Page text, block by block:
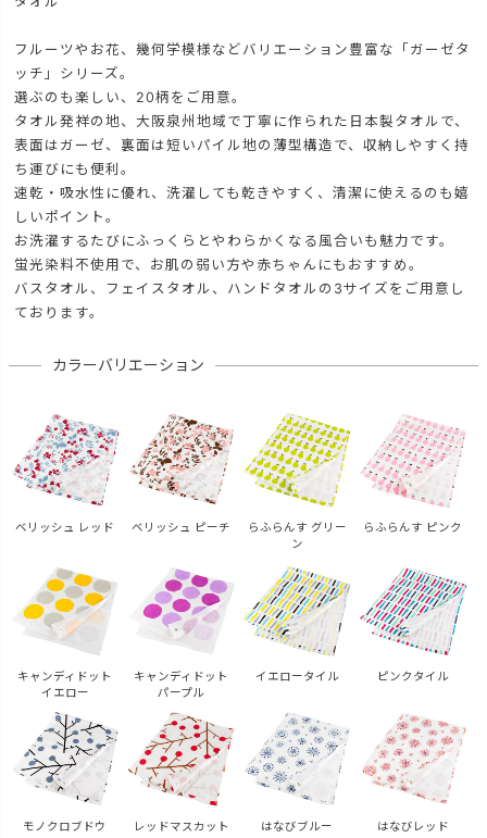
フルーツやお花、幾何学模様などバリエーション豊富な「ガーゼタ
ッチ」シリーズ。
選ぶのも楽しい、20柄をご用意。
タオル発祥の地、大阪泉州地域で丁寧に作られた日本製タオルで、
表面はガーゼ、裏面は短いパイル地の薄型構造で、収納しやすく持
ち運びにも便利。
速乾・吸水性に優れ、洗濯しても乾きやすく、清潔に使えるのも嬉
しいポイント。
お洗濯するたびにふっくらとやわらかくなる風合いも魅力です。
蛍光染料不使用で、お肌の弱い方や赤ちゃんにもおすすめ。
バスタオル、フェイスタオル、ハンドタオルの3サイズをご用意し
ております。
カラーバリエーション
ベリッシュ レッド ベリッシュ ピーチ
らふらんす グリー
ン
らふらんす ピンク
キャンディドット
イエロー
キャンディドット
パープル
イエロータイル ピンクタイル
モノクロブドウ レッドマスカット はなびブルー はなびレッド